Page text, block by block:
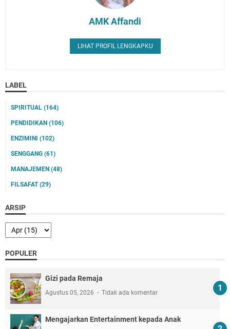
AMK Affandi
LIHAT PROFIL LENGKAPKU
LABEL
SPIRITUAL (164)
PENDIDIKAN (106)
ENZIMINI (102)
SENGGANG (61)
MANAJEMEN (48)
FILSAFAT(29)
ARSIP
POPULER
Gizi pada Remaja
Agustus 05, 2026 Tidak ada komentar
Mengajarkan Entertainment kepada Anak